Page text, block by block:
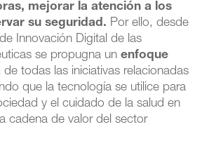
mejorar la atención a los
su seguridad. Por ello, desde
Innovación Digital de las
se propugna un enfoque
de todas las iniciativas relacionadas
que la tecnología se utilice para
y el cuidado de la salud en
cadena de valor del sector